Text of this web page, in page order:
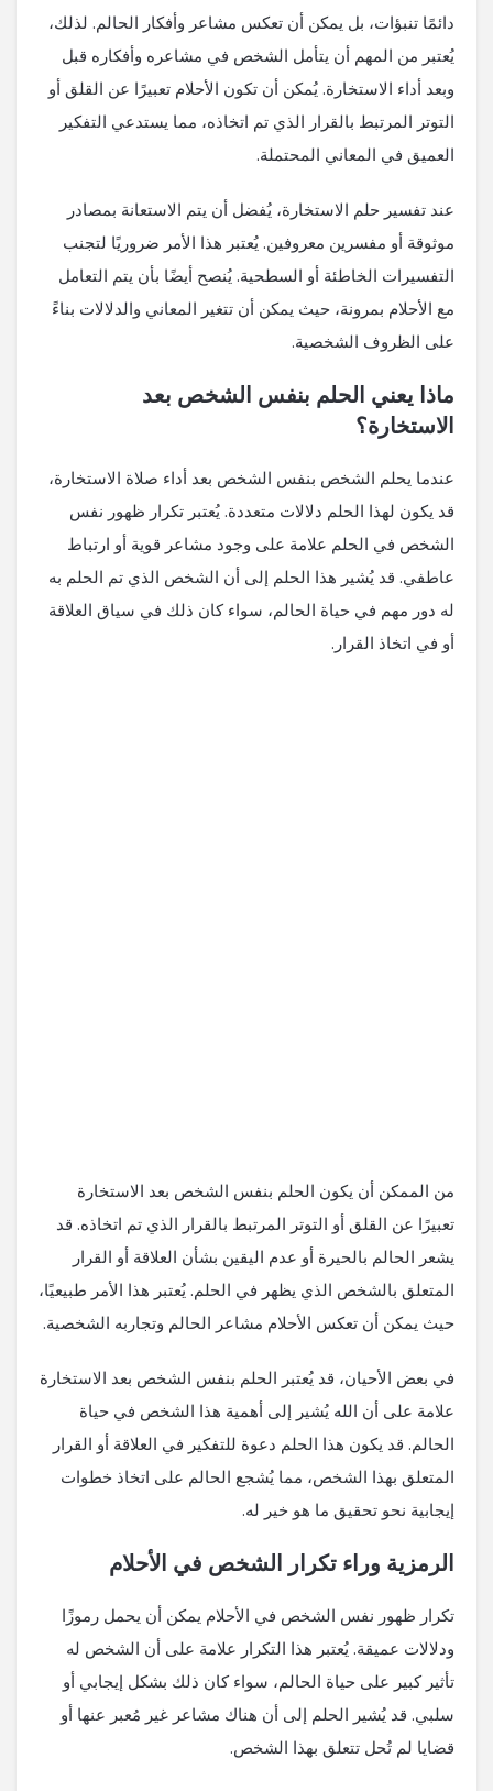
دائمًا تنبؤات، بل يمكن أن تعكس مشاعر وأفكار الحالم. لذلك،
يُعتبر من المهم أن يتأمل الشخص في مشاعره وأفكاره قبل
وبعد أداء الاستخارة. يُمكن أن تكون الأحلام تعبيرًا عن القلق أو
التوتر المرتبط بالقرار الذي تم اتخاذه، مما يستدعي التفكير
العميق في المعاني المحتملة.
عند تفسير حلم الاستخارة، يُفضل أن يتم الاستعانة بمصادر
موثوقة أو مفسرين معروفين. يُعتبر هذا الأمر ضروريًا لتجنب
التفسيرات الخاطئة أو السطحية. يُنصح أيضًا بأن يتم التعامل
مع الأحلام بمرونة، حيث يمكن أن تتغير المعاني والدلالات بناءً
على الظروف الشخصية.
ماذا يعني الحلم بنفس الشخص بعد
الاستخارة؟
عندما يحلم الشخص بنفس الشخص بعد أداء صلاة الاستخارة،
قد يكون لهذا الحلم دلالات متعددة. يُعتبر تكرار ظهور نفس
الشخص في الحلم علامة على وجود مشاعر قوية أو ارتباط
عاطفي. قد يُشير هذا الحلم إلى أن الشخص الذي تم الحلم به
له دور مهم في حياة الحالم، سواء كان ذلك في سياق العلاقة
أو في اتخاذ القرار.
من الممكن أن يكون الحلم بنفس الشخص بعد الاستخارة
تعبيرًا عن القلق أو التوتر المرتبط بالقرار الذي تم اتخاذه. قد
يشعر الحالم بالحيرة أو عدم اليقين بشأن العلاقة أو القرار
المتعلق بالشخص الذي يظهر في الحلم. يُعتبر هذا الأمر طبيعيًا،
حيث يمكن أن تعكس الأحلام مشاعر الحالم وتجاربه الشخصية.
في بعض الأحيان، قد يُعتبر الحلم بنفس الشخص بعد الاستخارة
علامة على أن الله يُشير إلى أهمية هذا الشخص في حياة
الحالم. قد يكون هذا الحلم دعوة للتفكير في العلاقة أو القرار
المتعلق بهذا الشخص، مما يُشجع الحالم على اتخاذ خطوات
إيجابية نحو تحقيق ما هو خير له.
الرمزية وراء تكرار الشخص في الأحلام
تكرار ظهور نفس الشخص في الأحلام يمكن أن يحمل رموزًا
ودلالات عميقة. يُعتبر هذا التكرار علامة على أن الشخص له
تأثير كبير على حياة الحالم، سواء كان ذلك بشكل إيجابي أو
سلبي. قد يُشير الحلم إلى أن هناك مشاعر غير مُعبر عنها أو
قضايا لم تُحل تتعلق بهذا الشخص.